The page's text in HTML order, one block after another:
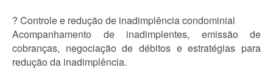
? Controle e redução de inadimplência condominial
Acompanhamento de inadimplentes, emissão de
cobranças, negociação de débitos e estratégias para
redução da inadimplência.